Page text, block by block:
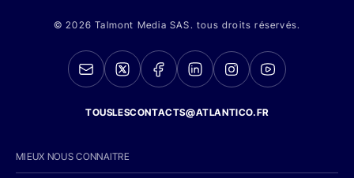
© 2026 Talmont Media SAS. tous droits réservés.
TOUSLESCONTACTS@ATLANTICO.FR
MIEUX NOUS CONNAITRE